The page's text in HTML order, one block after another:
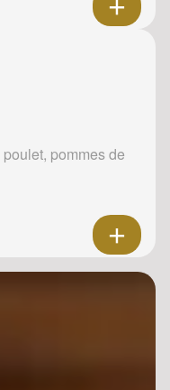
pommes de